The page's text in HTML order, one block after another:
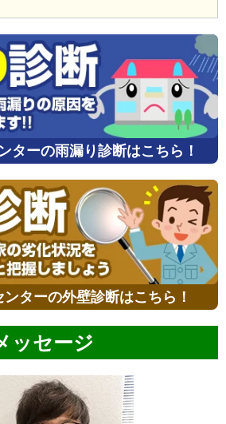
ターの雨漏り診断はこちら！
ターの外壁診断はこちら！
ッセージ